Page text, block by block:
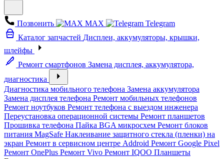
Позвонить MAX
Telegram
Каталог запчастей Дисплеи, аккумуляторы, крышки,
шлейфы
Ремонт смартфонов Замена дисплея, аккумулятора,
диагностика
Диагностика мобильного телефона Замена аккумулятора
Замена дисплея телефона Ремонт мобильных телефонов
Ремонт ноутбуков Ремонт телефона с выездом инженера
Переустановка операционной системы Ремонт планшетов
Прошивка телефона Пайка BGA микросхем Ремонт блоков
питания MagSafe Наклеивание защитного стекла (пленки) на
экран Ремонт в сервисном центре Addroid Ремонт Google Pixel
Ремонт OnePlus Ремонт Vivo Ремонт IQOO Планшеты